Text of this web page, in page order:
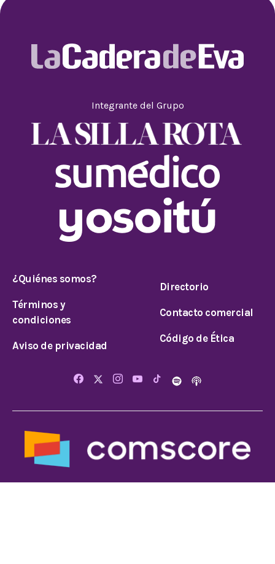
Integrante del Grupo
¿Quiénes somos?
Términos y
condiciones
Aviso de privacidad
Directorio
Contacto comercial
Código de Ética